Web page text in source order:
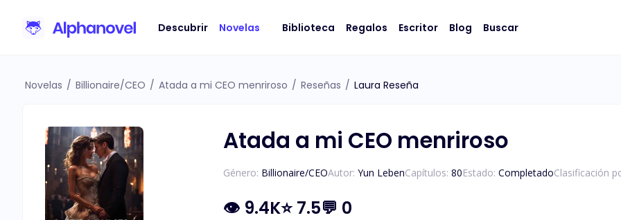
Descubrir Novelas Biblioteca Regalos Escritor Blog Buscar
Novelas / Billionaire/CEO / Atada a mi CEO menriroso / Reseñas / Laura Reseña
Atada a mi CEO menriroso
Género: Billionaire/CEOAutor: Yun LebenCapítulos: 80Estado: CompletadoClasificación
👁 9.4K⭐7.5💬 0